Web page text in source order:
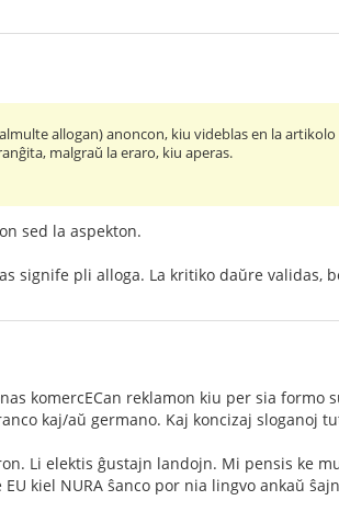
allogan) anoncon, kiu videblas en la
malgraŭ la eraro, kiu aperas.
sed la aspekton.
signife pli alloga. La kritiko daŭre validas,
komercECan reklamon kiu per sia formo
kaj/aŭ germano. Kaj koncizaj sloganoj
Li elektis ĝustajn landojn. Mi pensis ke
kiel NURA ŝanco por nia lingvo ankaŭ